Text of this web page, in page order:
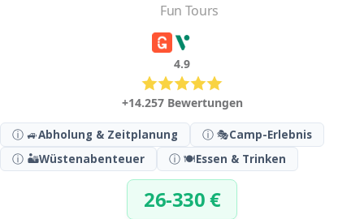
Fun Tours
4.9
+14.257 Bewertungen
ⓘ 🚙Abholung & Zeitplanung ⓘ 🎭Camp-Erlebnis
ⓘ 🏜️Wüstenabenteuer ⓘ 🍽️Essen & Trinken
26-330 €